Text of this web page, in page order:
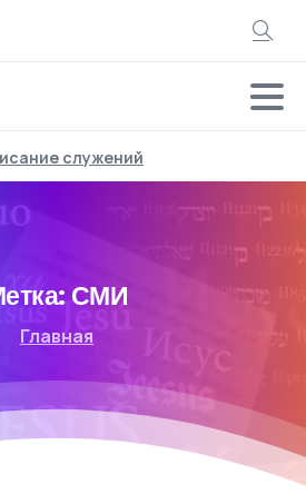
служений
СМИ
Главная